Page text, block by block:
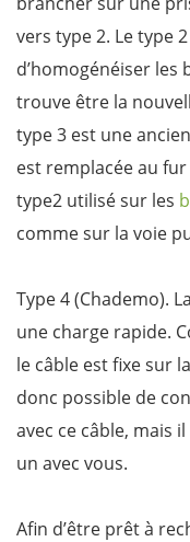
vers type 2. Le type
d’homogénéiser les
trouve être la
type 3 est une
est remplacée au
type2 utilisé sur les
comme sur la voie
Type 4 (Chademo).
une charge rapide.
le câble est fixe sur
donc possible de
avec ce câble, mais
un avec vous.
Afin d’être prêt à